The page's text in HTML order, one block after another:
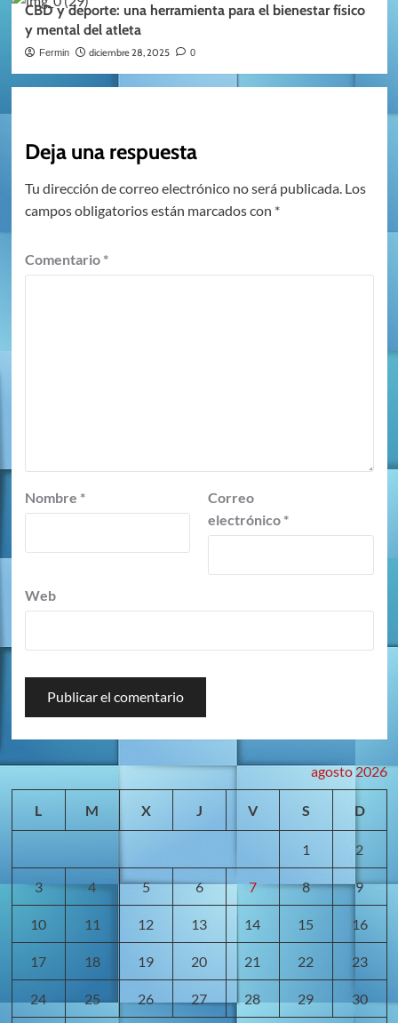
CBD y deporte: una herramienta para el bienestar físico
y mental del atleta
Fermin diciembre 28, 2025 0
Deja una respuesta
Tu dirección de correo electrónico no será publicada. Los
campos obligatorios están marcados con *
Comentario *
Nombre *
Correo
electrónico *
Web
agosto 2026
L M X J V S D
1 2
3 4 5 6 7 8 9
10 11 12 13 14 15 16
17 18 19 20 21 22 23
24 25 26 27 28 29 30